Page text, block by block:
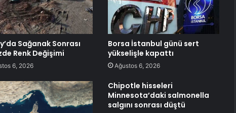
Sağanak Sonrası
Renk Değişimi
6, 2026
Borsa İstanbul günü sert
yükselişle kapattı
Ağustos 6, 2026
Chipotle hisseleri
Minnesota’daki salmonella
salgını sonrası düştü